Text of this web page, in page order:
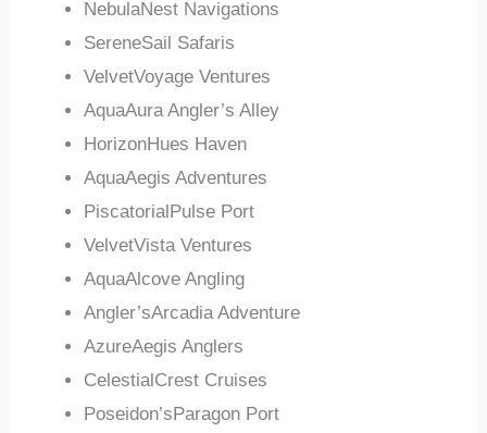
NebulaNest Navigations
SereneSail Safaris
VelvetVoyage Ventures
AquaAura Angler’s Alley
HorizonHues Haven
AquaAegis Adventures
PiscatorialPulse Port
VelvetVista Ventures
AquaAlcove Angling
Angler’sArcadia Adventure
AzureAegis Anglers
CelestialCrest Cruises
Poseidon’sParagon Port